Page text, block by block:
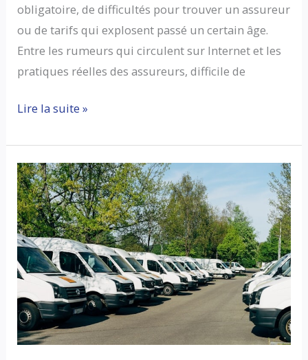
obligatoire, de difficultés pour trouver un assureur
ou de tarifs qui explosent passé un certain âge.
Entre les rumeurs qui circulent sur Internet et les
pratiques réelles des assureurs, difficile de
Assurance
pour
retraité
:
5
idées
reçues
et
la
réalité
après
Lire la suite »